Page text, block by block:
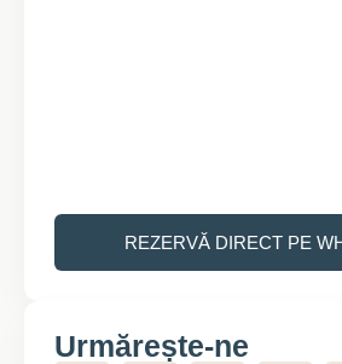
REZERVĂ DIRECT PE
Urmărește-ne